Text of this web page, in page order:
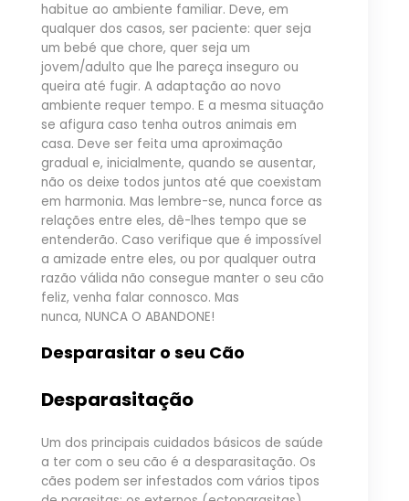
habitue ao ambiente familiar. Deve, em
qualquer dos casos, ser paciente: quer seja
um bebé que chore, quer seja um
jovem/adulto que lhe pareça inseguro ou
queira até fugir. A adaptação ao novo
ambiente requer tempo. E a mesma situação
se afigura caso tenha outros animais em
casa. Deve ser feita uma aproximação
gradual e, inicialmente, quando se ausentar,
não os deixe todos juntos até que coexistam
em harmonia. Mas lembre-se, nunca force as
relações entre eles, dê-lhes tempo que se
entenderão. Caso verifique que é impossível
a amizade entre eles, ou por qualquer outra
razão válida não consegue manter o seu cão
feliz, venha falar connosco. Mas
nunca, NUNCA O ABANDONE!
Desparasitar o seu Cão
Desparasitação
Um dos principais cuidados básicos de saúde
a ter com o seu cão é a desparasitação. Os
cães podem ser infestados com vários tipos